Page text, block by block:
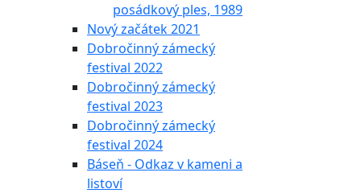
posádkový ples, 1989
Nový začátek 2021
Dobročinný zámecký
festival 2022
Dobročinný zámecký
festival 2023
Dobročinný zámecký
festival 2024
Báseň - Odkaz v kameni a
listoví